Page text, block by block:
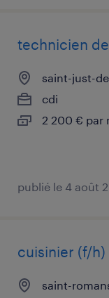
technicien
saint-just-
cdi
2 200 € par
publié le 4 août
cuisinier (f/h)
saint-